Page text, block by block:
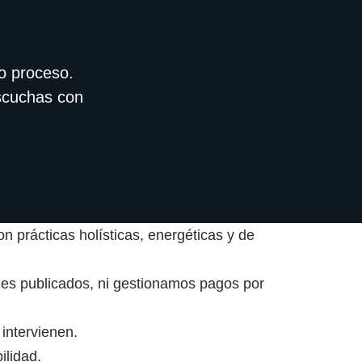
proceso.
con
prácticas holísticas, energéticas y de
publicados, ni gestionamos pagos por